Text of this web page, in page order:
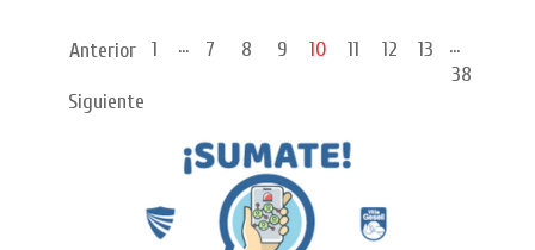
Anterior 1 ... 7 8 9 10 11 12 13
...
38
Siguiente